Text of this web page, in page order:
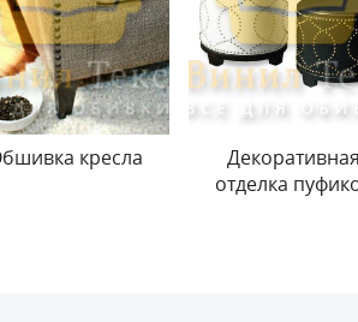
кресла
Декоративная
отделка